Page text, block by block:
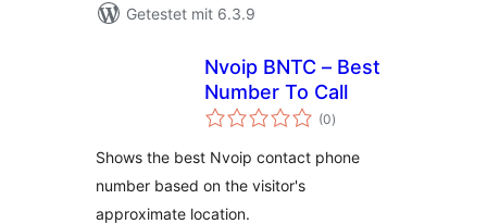
Getestet mit 6.3.9
Nvoip BNTC – Best
Number To Call
(0Bewertungen
gesamt
)
Shows the best Nvoip contact phone
number based on the visitor's
approximate location.